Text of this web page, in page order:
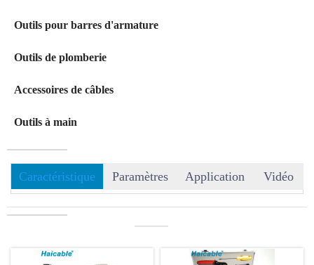
Outils pour barres d'armature
Outils de plomberie
Accessoires de câbles
Outils à main
Caractéristique Paramètres Application Vidéo
———